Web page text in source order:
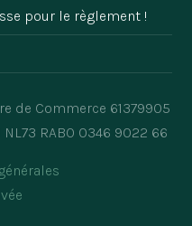
pour le règlement !
de Commerce 61379905
RABO 0346 9022 66